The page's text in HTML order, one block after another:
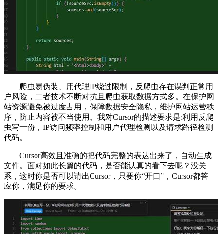
爬虫易伪装、用代理IP绕过限制，反爬虫存在误判正常用
户风险，二者技术不断对抗且爬虫获取数据方式多。在保护网
站资源避免被过度占用，保障数据安全隐私，维护网站运营秩
序，防止内容被不当使用。我对Cursor的描述要求是:利用反爬
虫写一份，IP访问频率控制和用户代理检测以及请求路径检测
代码。
Cursor高效且准确的把代码完整的表达出来了，自动生成
文件。面对如此长篇的代码，是否能认真的看下去呢？没关
系，这时你是否可以请出Cursor，只要你“开口”，Cursor都答
应你，满足你的要求。